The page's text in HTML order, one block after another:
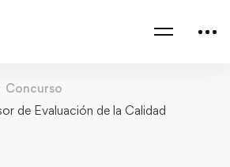
Concurso
de Evaluación de la Calidad